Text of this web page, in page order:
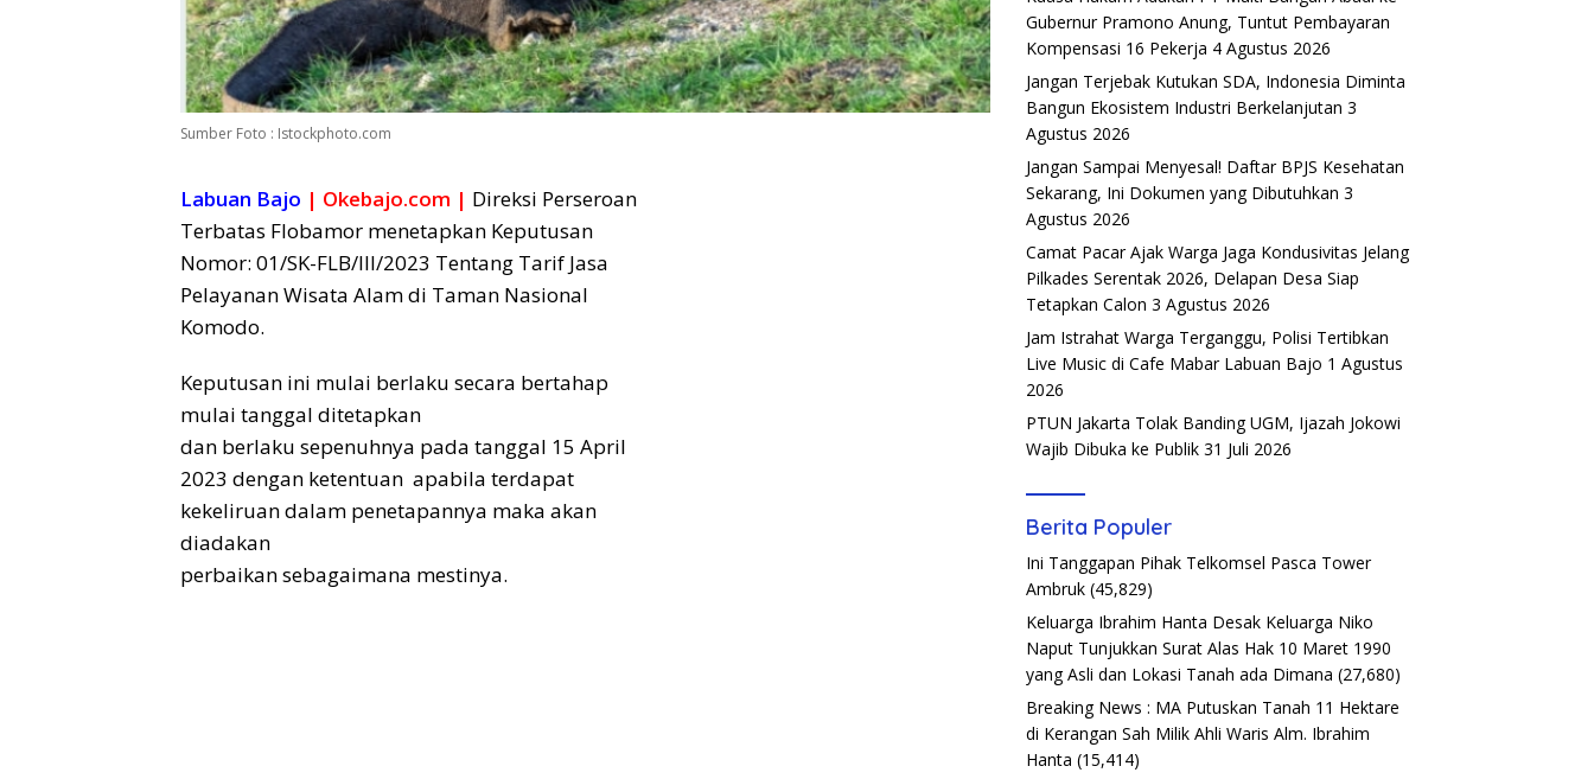
Sumber Foto : Istockphoto.com
Labuan Bajo | Okebajo.com | Direksi Perseroan
Terbatas Flobamor menetapkan Keputusan
Nomor: 01/SK-FLB/III/2023 Tentang Tarif Jasa
Pelayanan Wisata Alam di Taman Nasional
Komodo.
Keputusan ini mulai berlaku secara bertahap
mulai tanggal ditetapkan
dan berlaku sepenuhnya pada tanggal 15 April
2023 dengan ketentuan apabila terdapat
kekeliruan dalam penetapannya maka akan
diadakan
perbaikan sebagaimana mestinya.
Gubernur Pramono Anung, Tuntut Pembayaran
Kompensasi 16 Pekerja 4 Agustus 2026
Jangan Terjebak Kutukan SDA, Indonesia Diminta
Bangun Ekosistem Industri Berkelanjutan 3
Agustus 2026
Jangan Sampai Menyesal! Daftar BPJS Kesehatan
Sekarang, Ini Dokumen yang Dibutuhkan 3
Agustus 2026
Camat Pacar Ajak Warga Jaga Kondusivitas Jelang
Pilkades Serentak 2026, Delapan Desa Siap
Tetapkan Calon 3 Agustus 2026
Jam Istrahat Warga Terganggu, Polisi Tertibkan
Live Music di Cafe Mabar Labuan Bajo 1 Agustus
2026
PTUN Jakarta Tolak Banding UGM, Ijazah Jokowi
Wajib Dibuka ke Publik 31 Juli 2026
Berita Populer
Ini Tanggapan Pihak Telkomsel Pasca Tower
Ambruk (45,829)
Keluarga Ibrahim Hanta Desak Keluarga Niko
Naput Tunjukkan Surat Alas Hak 10 Maret 1990
yang Asli dan Lokasi Tanah ada Dimana (27,680)
Breaking News : MA Putuskan Tanah 11 Hektare
di Kerangan Sah Milik Ahli Waris Alm. Ibrahim
Hanta (15,414)